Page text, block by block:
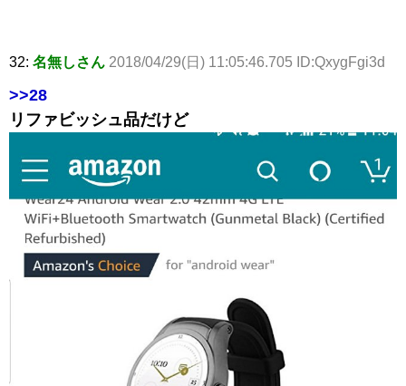
32: 名無しさん 2018/04/29(日) 11:05:46.705 ID:QxygFgi3d
>>28
リファビッシュ品だけど